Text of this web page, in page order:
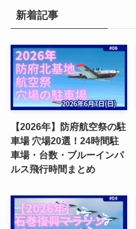
新着記事
【2026年】防府航空祭の駐
車場 穴場20選！24時間駐
車場・台数・ブルーインパ
ルス飛行時間まとめ